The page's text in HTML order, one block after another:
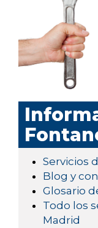
Servicios
Blog y
Glosario
Todo los
Madrid